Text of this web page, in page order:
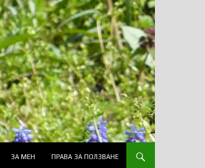
ЗА МЕН ПРАВА ЗА ПОЛЗВАНЕ